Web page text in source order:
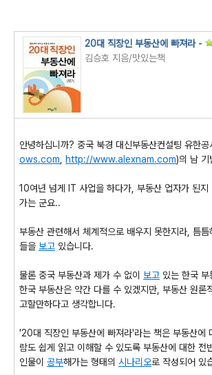
20대 직장인 부동산에 빠져라-
김승호 지음/맛있는책
안녕하십니까? 중국 북경 대신부동산컨설팅 유한공
ows.com
http://www.alexnam.com)의 남 기
10여년 넘게 IT 사업을 하다가, 부동산 업자가 된지
가는 군요..
부동산 관련해서 체계적으로 배우지 못한지라, 틈틈
들을 보고 있습니다.
물론 중국 부동산과 제가 수 없이 보고 있는 한국 부
한국 부동산은 약간 다를 수 있겠지만, 부동산 원론
고할만하다고 생각합니다.
'20대 직장인 부동산에 빠져라'라는 책은 부동산에
람도 쉽게 읽고 이해할 수 있도록 부동산에 대한 전
인물이 공부해가는 형태의 시나리오로 작성되어 있